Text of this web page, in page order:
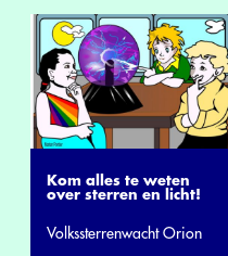
Kom alles te weten
over sterren en licht!
Volkssterrenwacht Orion